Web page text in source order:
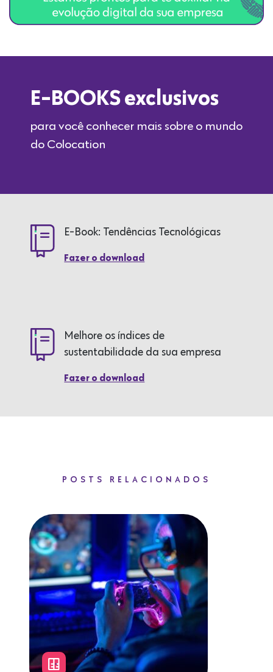
E-BOOKS exclusivos
para você conhecer mais sobre o mundo
do Colocation
E-Book: Tendências Tecnológicas
Fazer o download
Melhore os índices de
sustentabilidade da sua empresa
Fazer o download
POSTS RELACIONADOS